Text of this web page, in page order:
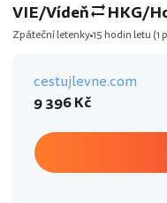
VIE/Vídeň HKG/
Zpáteční letenky15 hodin letu (1
cestujlevne.com
9 396 Kč